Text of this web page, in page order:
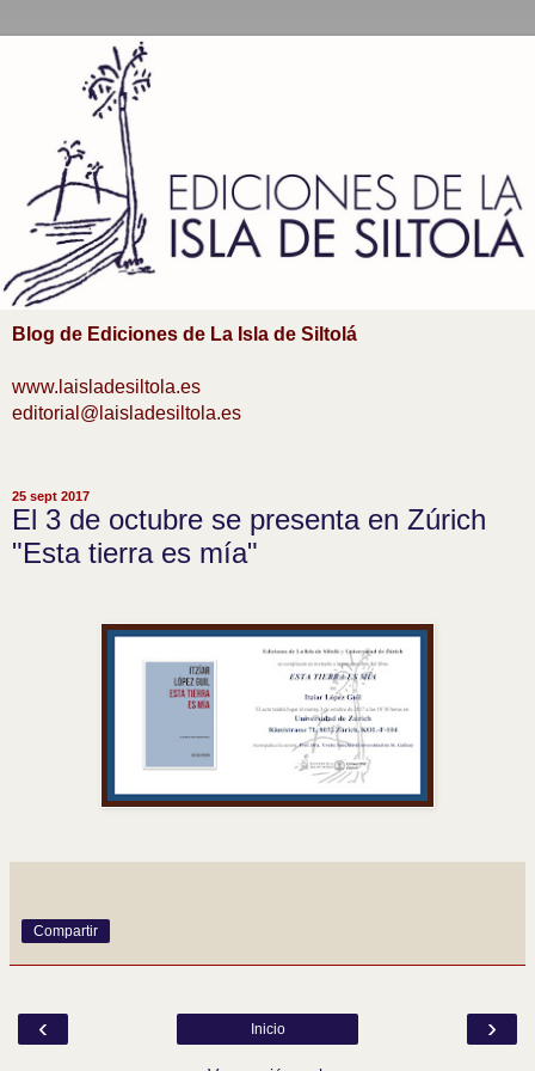
Blog de Ediciones de La Isla de Siltolá
www.laisladesiltola.es
editorial@laisladesiltola.es
25 sept 2017
El 3 de octubre se presenta en Zúrich
"Esta tierra es mía"
Compartir
‹ ›
Inicio